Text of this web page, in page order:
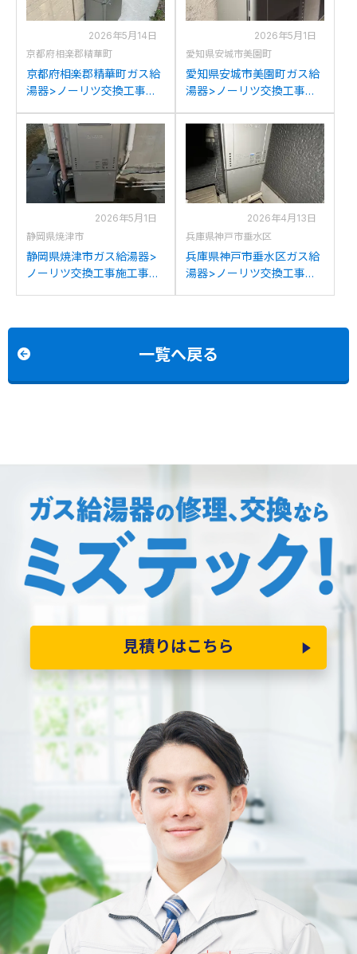
2026年5月14日
京都府相楽郡精華町
京都府相楽郡精華町ガス給
湯器>ノーリツ交換工事施
C2452(S)AWXからノーリ
ツGT-C2472SAW BLへの
交換
2026年5月1日
愛知県安城市美園町
愛知県安城市美園町ガス給
湯器>ノーリツ交換工事施
C2442SAWX-TGからノー
リツGT-C2472SAW BLへ
の交換
2026年5月1日
静岡県焼津市
静岡県焼津市ガス給湯器>
ノーリツ交換工事施工事
2026年4月13日
兵庫県神戸市垂水区
兵庫県神戸市垂水区ガス給
湯器>ノーリツ交換工事施
一覧へ戻る
見積りはこちら